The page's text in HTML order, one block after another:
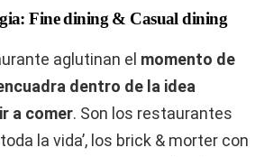
Fine dining & Casual dining
aglutinan el momento de
dentro de la idea
a comer. Son los restaurantes
la vida’, los brick & morter con